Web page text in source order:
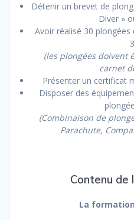
Détenir un brevet de
Diver »
Avoir réalisé 30
(les plongées doivent
carnet
Présenter un certificat
Disposer des
(Combinaison de
Parachute,
Contenu de
La